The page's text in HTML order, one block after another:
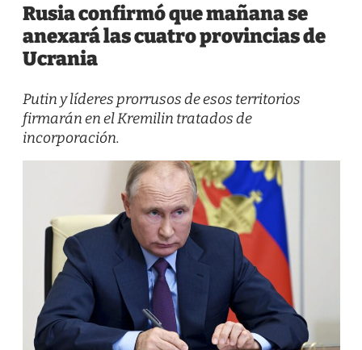
Rusia confirmó que mañana se
anexará las cuatro provincias de
Ucrania
Putin y líderes prorrusos de esos territorios
firmarán en el Kremilin tratados de
incorporación.